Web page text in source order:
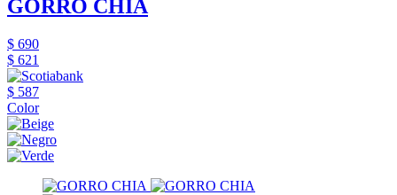
GORRO CHIA
$ 690
$ 621
$ 587
Color